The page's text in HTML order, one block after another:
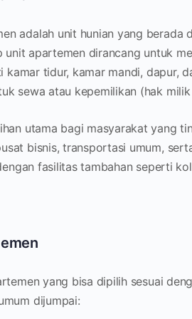
adalah unit hunian yang
unit apartemen dirancang untuk
kamar tidur, kamar mandi, dapur,
sewa atau kepemilikan (hak
utama bagi masyarakat yang
bisnis, transportasi umum,
fasilitas tambahan seperti
yang bisa dipilih sesuai
dijumpai: